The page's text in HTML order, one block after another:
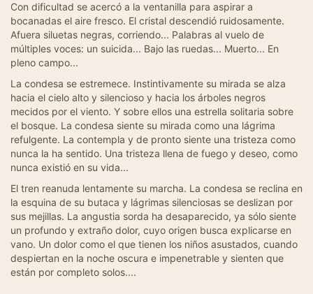
Con dificultad se acercó a la ventanilla para aspirar a
bocanadas el aire fresco. El cristal descendió ruidosamente.
Afuera siluetas negras, corriendo... Palabras al vuelo de
múltiples voces: un suicida... Bajo las ruedas... Muerto... En
pleno campo...
La condesa se estremece. Instintivamente su mirada se alza
hacia el cielo alto y silencioso y hacia los árboles negros
mecidos por el viento. Y sobre ellos una estrella solitaria sobre
el bosque. La condesa siente su mirada como una lágrima
refulgente. La contempla y de pronto siente una tristeza como
nunca la ha sentido. Una tristeza llena de fuego y deseo, como
nunca existió en su vida...
El tren reanuda lentamente su marcha. La condesa se reclina en
la esquina de su butaca y lágrimas silenciosas se deslizan por
sus mejillas. La angustia sorda ha desaparecido, ya sólo siente
un profundo y extraño dolor, cuyo origen busca explicarse en
vano. Un dolor como el que tienen los niños asustados, cuando
despiertan en la noche oscura e impenetrable y sienten que
están por completo solos....